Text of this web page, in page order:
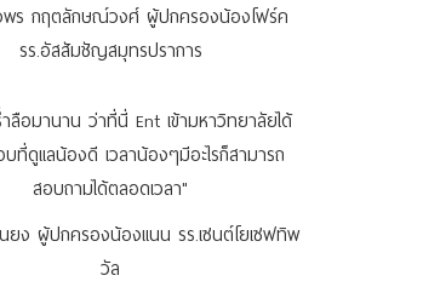
ร กฤตลักษณ์วงศ์ ผู้ปกครองน้องโฟร์ค
รร.อัสสัมชัญสมุทรปราการ
ลือมานาน ว่าที่นี่ Ent เข้ามหาวิทยาลัยได้
ที่ดูแลน้องดี เวลาน้องๆมีอะไรก็สามารถ
สอบถามได้ตลอดเวลา"
ง ผู้ปกครองน้องแนน รร.เซนต์โยเซฟทิพ
วัล